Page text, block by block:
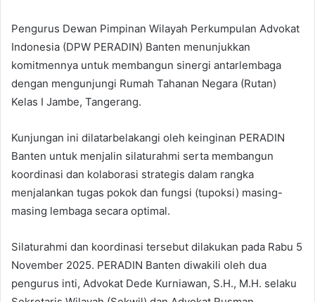
Pengurus Dewan Pimpinan Wilayah Perkumpulan Advokat
Indonesia (DPW PERADIN) Banten menunjukkan
komitmennya untuk membangun sinergi antarlembaga
dengan mengunjungi Rumah Tahanan Negara (Rutan)
Kelas I Jambe, Tangerang.
Kunjungan ini dilatarbelakangi oleh keinginan PERADIN
Banten untuk menjalin silaturahmi serta membangun
koordinasi dan kolaborasi strategis dalam rangka
menjalankan tugas pokok dan fungsi (tupoksi) masing-
masing lembaga secara optimal.
Silaturahmi dan koordinasi tersebut dilakukan pada Rabu 5
November 2025. PERADIN Banten diwakili oleh dua
pengurus inti, Advokat Dede Kurniawan, S.H., M.H. selaku